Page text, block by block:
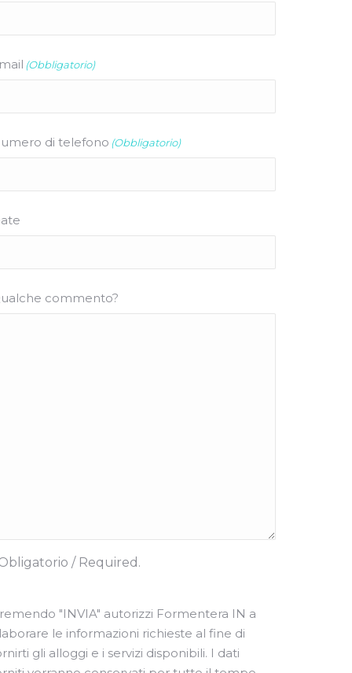
(Obbligatorio)
di telefono (Obbligatorio)
commento?
/ Required.
"INVIA" ​​autorizzi Formentera IN a
le informazioni richieste al fine di
gli alloggi e i servizi disponibili. I dati